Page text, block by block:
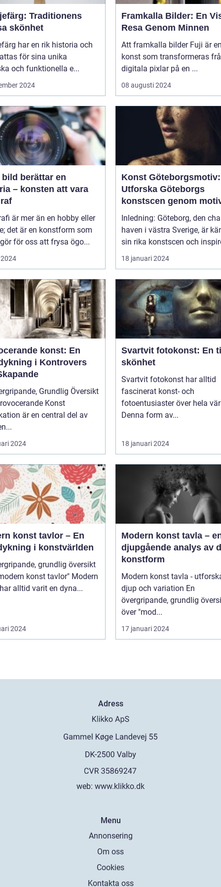
Traditionens
skönhet
har en rik historia och
för sina unika
och funktionella e...
2024
Framkalla Bilder: En
Resa Genom Minnen
Att framkalla bilder Fuji är
konst som transformeras
digitala pixlar på en ...
08 augusti 2024
bild berättar en
– konsten att vara
är mer än en hobby eller
det är en konstform som
för oss att frysa ögo...
Konst Göteborgsmotiv:
Utforska Göteborgs
konstscen genom
målningar
Inledning: Göteborg, den
haven i västra Sverige, är
sin rika konstscen och
18 januari 2024
konst: En
i Kontrovers
Grundlig Översikt
Konst
är en central del av
2024
Svartvit fotokonst: En
skönhet
Svartvit fotokonst har alltid
fascinerat konst- och
fotoentusiaster över hela
Denna form av...
18 januari 2024
konst tavlor – En
i konstvärlden
grundlig översikt
konst tavlor" Modern
alltid varit en dyna...
2024
Modern konst tavla –
djupgående analys av
konstform
Modern konst tavla -
djup och variation En
övergripande, grundlig
över "mod...
17 januari 2024
Adress
web: www.klikko.dk
Menu
Annonsering
Om oss
Cookies
Kontakta oss